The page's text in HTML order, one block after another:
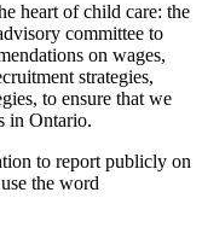
heart of child care: the
committee to
on wages,
strategies,
to ensure that we
in Ontario.
to report publicly on
the word